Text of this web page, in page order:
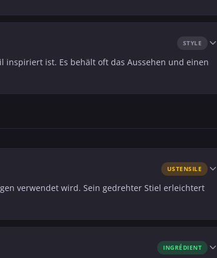
STYLE
inspiriert ist. Es behält oft das Aussehen und einen
USTENSILE
verwendet wird. Sein gedrehter Stiel erleichtert
INGRÉDIENT